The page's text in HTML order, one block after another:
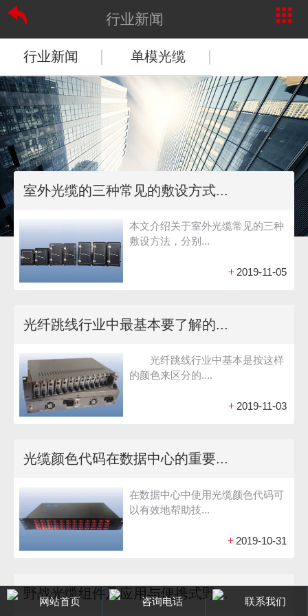
行业新闻
行业新闻 | 单模光缆 |
室外光缆的三种常见的敷设方式...
本文介绍关于室外光缆常见的三种
敷设方法，分别...
+ 2019-11-05
光纤跳线行业中最基本要了解的...
光纤跳线行业中基本是按这样
的颜色来区分的....
+ 2019-11-03
光缆颜色代码在数据中心的重要...
在数据中心中使用光缆颜色代码可
以有效地帮助技...
+ 2019-10-31
野战光缆组件及应用与便携式野...
网站首页 咨询电话 联系我们